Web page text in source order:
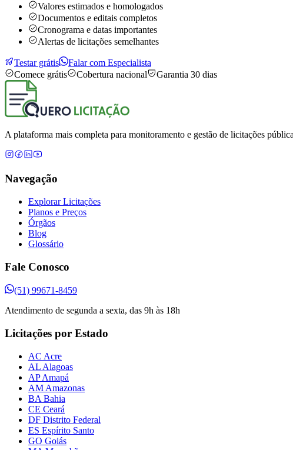
Valores estimados e homologados
Documentos e editais completos
Cronograma e datas importantes
Alertas de licitações semelhantes
Testar grátis
Falar com Especialista
Comece grátis
Cobertura nacional Garantia 30 dias
A plataforma mais completa para monitoramento e gestão de licitações
Navegação
Explorar Licitações
Planos e Preços
Órgãos
Blog
Glossário
Fale Conosco
(51) 99671-8459
Atendimento de segunda a sexta, das 9h às 18h
Licitações por Estado
AC Acre
AL Alagoas
AP Amapá
AM Amazonas
BA Bahia
CE Ceará
DF Distrito Federal
ES Espírito Santo
GO Goiás